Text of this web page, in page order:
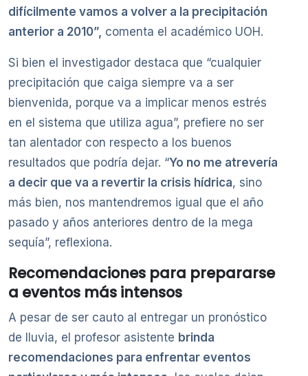
difícilmente vamos a volver a la precipitación
anterior a 2010”, comenta el académico UOH.
Si bien el investigador destaca que “cualquier
precipitación que caiga siempre va a ser
bienvenida, porque va a implicar menos estrés
en el sistema que utiliza agua”, prefiere no ser
tan alentador con respecto a los buenos
resultados que podría dejar. “Yo no me atrevería
a decir que va a revertir la crisis hídrica, sino
más bien, nos mantendremos igual que el año
pasado y años anteriores dentro de la mega
sequía”, reflexiona.
Recomendaciones para prepararse
a eventos más intensos
A pesar de ser cauto al entregar un pronóstico
de lluvia, el profesor asistente brinda
recomendaciones para enfrentar eventos